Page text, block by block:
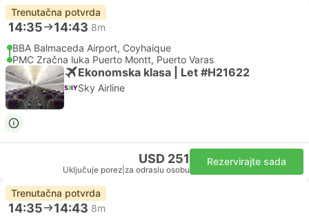
Trenutačna potvrda
14:35 14:43 8m
BBA Balmaceda Airport, Coyhaique
PMC Zračna luka Puerto Montt, Puerto Varas
Ekonomska klasa | Let #H21622
Sky Airline
USD 251
Uključuje porez za odraslu osobu
Rezervirajte sada
Trenutačna potvrda
14:35 14:43 8m